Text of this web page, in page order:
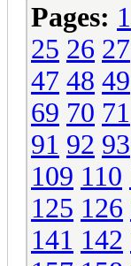
Pages: 1
25 26 27
47 48 49
69 70 71
91 92 93
109 110
125 126
141 142